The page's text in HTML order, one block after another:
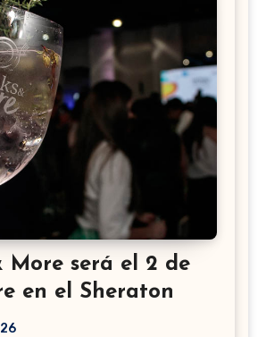
More será el 2 de
en el Sheraton